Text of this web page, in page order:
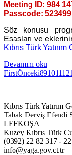
Meeting ID: 984
Passcode: 523499
Söz konusu
Esasları ve
Kıbrıs Türk
Devamını oku
FirstÖnceki89101112
Kıbrıs Türk Yatırım
Tabak Derviş Efendi
LEFKOŞA
Kuzey Kıbrıs Türk
(0392) 22 82 317 -
info@yaga.gov.ct.tr